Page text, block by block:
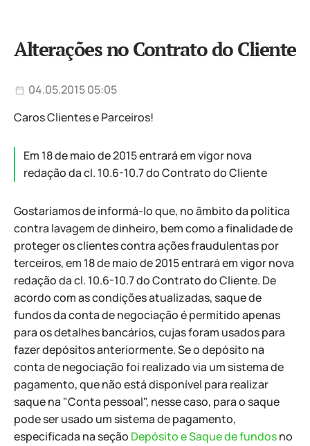
Alterações no Contrato do Cliente
04.05.2015 05:05
Caros Clientes e Parceiros!
Em 18 de maio de 2015 entrará em vigor nova
redação da cl. 10.6-10.7 do Contrato do Cliente
Gostaríamos de informá-lo que, no âmbito da política
contra lavagem de dinheiro, bem como a finalidade de
proteger os clientes contra ações fraudulentas por
terceiros, em 18 de maio de 2015 entrará em vigor nova
redação da cl. 10.6-10.7 do Contrato do Cliente. De
acordo com as condições atualizadas, saque de
fundos da conta de negociação é permitido apenas
para os detalhes bancários, cujas foram usados para
fazer depósitos anteriormente. Se o depósito na
conta de negociação foi realizado via um sistema de
pagamento, que não está disponível para realizar
saque na "Conta pessoal", nesse caso, para o saque
pode ser usado um sistema de pagamento,
especificada na seção Depósito e Saque de fundosno